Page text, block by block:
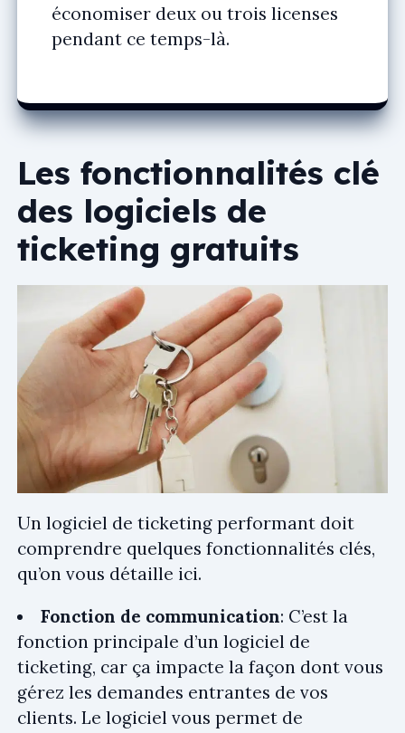
économiser deux ou trois licenses
pendant ce temps-là.
Les fonctionnalités clé
des logiciels de
ticketing gratuits
Un logiciel de ticketing performant doit
comprendre quelques fonctionnalités clés,
qu’on vous détaille ici.
Fonction de communication: C’est la
fonction principale d’un logiciel de
ticketing, car ça impacte la façon dont vous
gérez les demandes entrantes de vos
clients. Le logiciel vous permet de